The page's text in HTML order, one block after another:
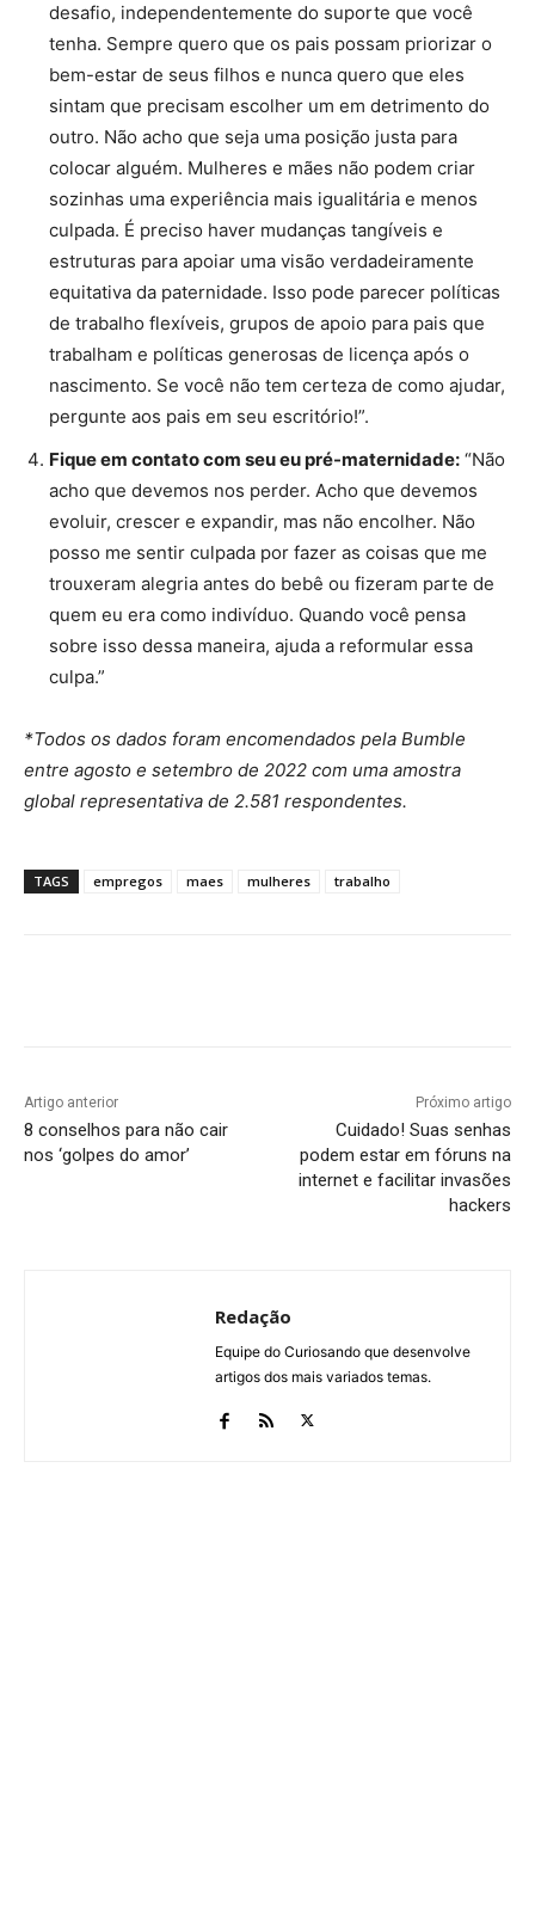
desafio, independentemente do suporte que você
tenha. Sempre quero que os pais possam priorizar o
bem-estar de seus filhos e nunca quero que eles
sintam que precisam escolher um em detrimento do
outro. Não acho que seja uma posição justa para
colocar alguém. Mulheres e mães não podem criar
sozinhas uma experiência mais igualitária e menos
culpada. É preciso haver mudanças tangíveis e
estruturas para apoiar uma visão verdadeiramente
equitativa da paternidade. Isso pode parecer políticas
de trabalho flexíveis, grupos de apoio para pais que
trabalham e políticas generosas de licença após o
nascimento. Se você não tem certeza de como ajudar,
pergunte aos pais em seu escritório!”.
Fique em contato com seu eu pré-maternidade: “Não
acho que devemos nos perder. Acho que devemos
evoluir, crescer e expandir, mas não encolher. Não
posso me sentir culpada por fazer as coisas que me
trouxeram alegria antes do bebê ou fizeram parte de
quem eu era como indivíduo. Quando você pensa
sobre isso dessa maneira, ajuda a reformular essa
culpa.”
*Todos os dados foram encomendados pela Bumble
entre agosto e setembro de 2022 com uma amostra
global representativa de 2.581 respondentes.
TAGS empregos maes mulheres trabalho
Artigo anterior
8 conselhos para não cair
nos ‘golpes do amor’
Próximo artigo
Cuidado! Suas senhas
podem estar em fóruns na
internet e facilitar invasões
hackers
Redação
Equipe do Curiosando que desenvolve
artigos dos mais variados temas.